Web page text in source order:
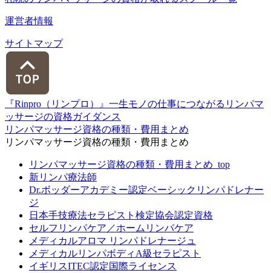
運営者情報
サイトマップ
『Rinpro（リンプロ）』一生モノの仕事につながるリンパマ
ッサージの資格ガイダンス
リンパマッサージ資格の種類・費用まとめ
リンパマッサージ資格の種類・費用まとめ
リンパマッサージ資格の種類・費用まとめ_top
新リンパ療法師
Dr.ボッダーアカデミー認定ベーシックリンパドレナー
ジ
日本手技療法セラピスト検定協会認定資格
セルフリンパケア／ホームリンパケア
メディカルアロマ リンパドレナージュ
メディカルリンパボディA級セラピスト
イギリスITEC認定国際ライセンス